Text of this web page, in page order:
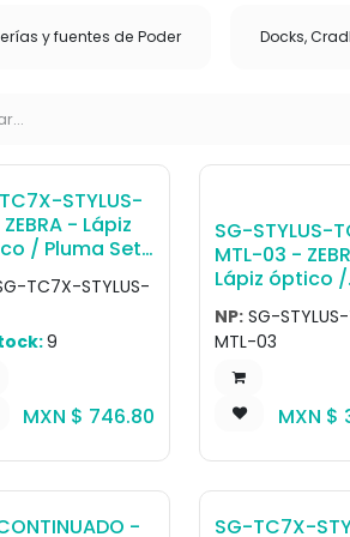
y fuentes de Poder Docks,
STYLUS-
- Lápiz
/ Pluma Set
styluses
TC7X-
coiled tethers
TC7X-STYLUS-
9
MXN $ 746.80
SG-STYLUS-
MTL-03 -
Lápiz óptico /
passive
micro-knit
fiber tip.
NP: SG-
MTL-03
MXN $
-
SG-TC7X-